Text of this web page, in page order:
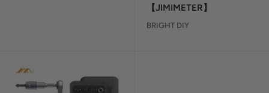
【JIMIMETER】
BRIGHT DIY